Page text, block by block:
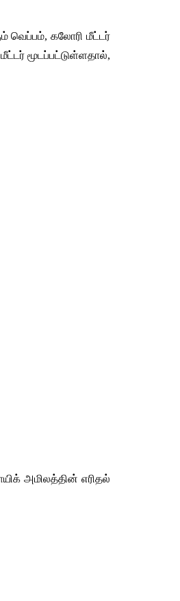
வெப்பம், கலோரி மீட்டர்
மீட்டர் மூடப்பட்டுள்ளதால்
அமிலத்தின் எரிதல்